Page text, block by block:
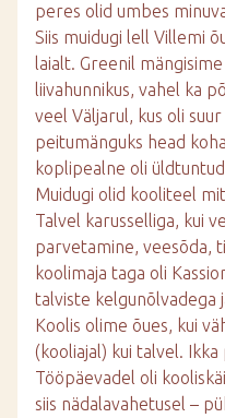
peres olid umbes
Siis muidugi lell Villemi
laialt. Greenil
liivahunnikus, vahel ka
veel Väljarul, kus oli
peitumänguks head
koplipealne oli
Muidugi olid kooliteel
Talvel karusselliga, kui
parvetamine, veesõda,
koolimaja taga oli
talviste kelgunõlvadega
Koolis olime õues, kui
(kooliajal) kui talvel.
Tööpäevadel oli
siis nädalavahetusel –